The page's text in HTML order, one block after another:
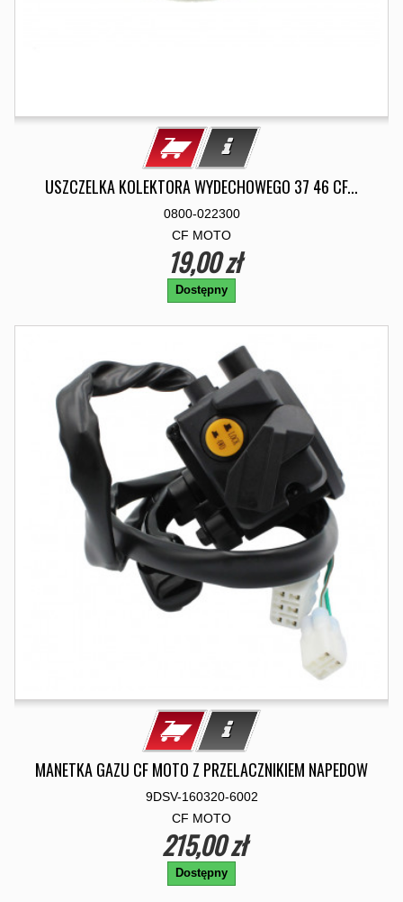
USZCZELKA KOLEKTORA WYDECHOWEGO 37 46 CF...
0800-022300
CF MOTO
19,00 zł
Dostępny
MANETKA GAZU CF MOTO Z PRZELACZNIKIEM NAPEDOW
9DSV-160320-6002
CF MOTO
215,00 zł
Dostępny